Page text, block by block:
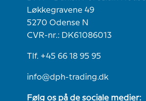
Løkkegravene 49
5270 Odense N
CVR-nr.: DK61086013
Tlf. +45 66 18 95 95
info@dph-trading.dk
Følg os på de sociale medier: